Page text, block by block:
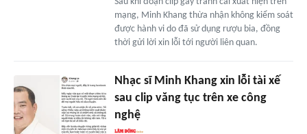
mạng, Minh Khang thừa nhận không kiểm soát
được hành vi do đã sử dụng rượu bia, đồng
thời gửi lời xin lỗi tới người liên quan.
Nhạc sĩ Minh Khang xin lỗi tài xế
sau clip văng tục trên xe công
nghệ